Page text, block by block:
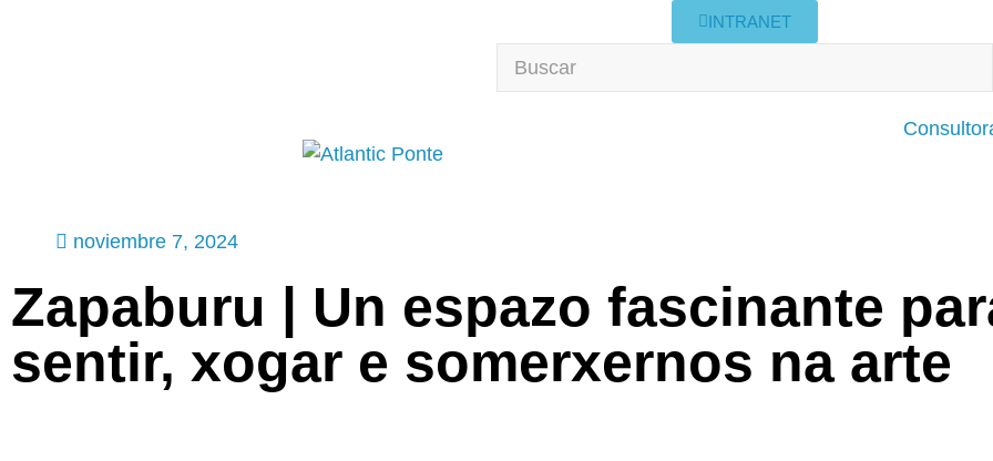
INTRANET
noviembre 7, 2024
Zapaburu | Un espazo fascinante
sentir, xogar e somerxernos na arte